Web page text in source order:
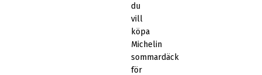
du
vill
köpa
Michelin
sommardäck
för